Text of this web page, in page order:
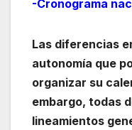
-Cronograma
Las diferencias
autonomía que
organizar su
embargo, todas
lineamientos